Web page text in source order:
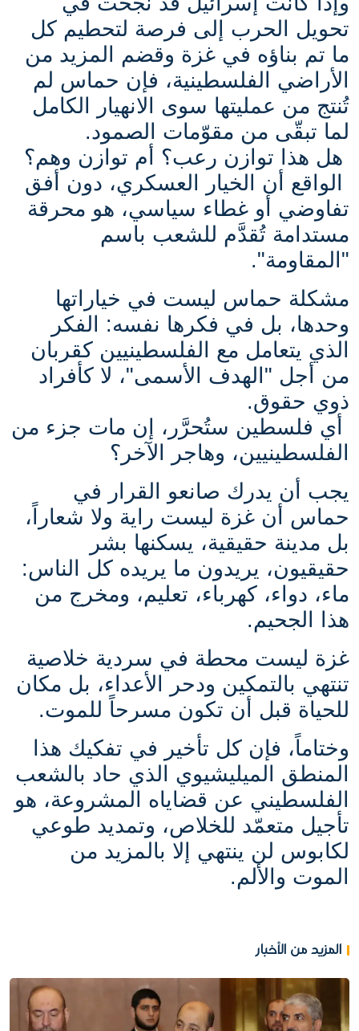
تحويل الحرب إلى فرصة لتحطيم كل
ما تم بناؤه في غزة وقضم المزيد من
الأراضي الفلسطينية، فإن حماس لم
تُنتج من عمليتها سوى الانهيار الكامل
لما تبقّى من مقوّمات الصمود.
هل هذا توازن رعب؟ أم توازن وهم؟
الواقع أن الخيار العسكري، دون أفق
تفاوضي أو غطاء سياسي، هو محرقة
مستدامة تُقدَّم للشعب باسم
"المقاومة".
مشكلة حماس ليست في خياراتها
وحدها، بل في فكرها نفسه: الفكر
الذي يتعامل مع الفلسطينيين كقربان
من أجل "الهدف الأسمى"، لا كأفراد
ذوي حقوق.
أي فلسطين ستُحرَّر، إن مات جزء من
الفلسطينيين، وهاجر الآخر؟
يجب أن يدرك صانعو القرار في
حماس أن غزة ليست راية ولا شعاراً،
بل مدينة حقيقية، يسكنها بشر
حقيقيون، يريدون ما يريده كل الناس:
ماء، دواء، كهرباء، تعليم، ومخرج من
هذا الجحيم.
غزة ليست محطة في سردية خلاصية
تنتهي بالتمكين ودحر الأعداء، بل مكان
للحياة قبل أن تكون مسرحاً للموت.
وختاماً، فإن كل تأخير في تفكيك هذا
المنطق الميليشيوي الذي حاد بالشعب
الفلسطيني عن قضاياه المشروعة، هو
تأجيل متعمّد للخلاص، وتمديد طوعي
لكابوس لن ينتهي إلا بالمزيد من
الموت والألم.
المزيد من الأخبار